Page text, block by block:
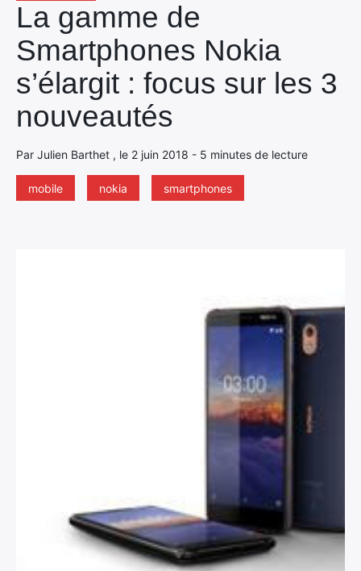
La gamme de
Smartphones Nokia
s’élargit : focus sur les 3
nouveautés
Par Julien Barthet , le 2 juin 2018 - 5 minutes de lecture
mobile nokia smartphones